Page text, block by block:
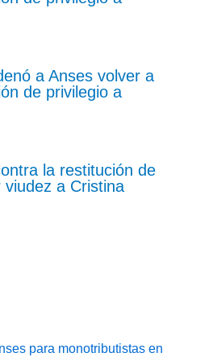
a Anses volver a
de privilegio a
la restitución de
viudez a Cristina
para monotributistas en